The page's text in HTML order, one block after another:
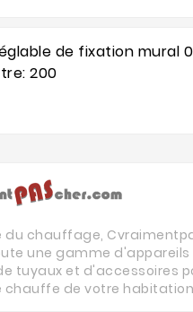
de fixation mural
200
du chauffage,
une gamme d'appareils
tuyaux et d'accessoires
chauffe de votre